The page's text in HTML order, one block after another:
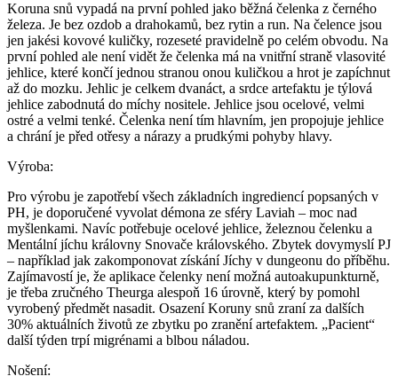
Koruna snů vypadá na první pohled jako běžná čelenka z černého
železa. Je bez ozdob a drahokamů, bez rytin a run. Na čelence jsou
jen jakési kovové kuličky, rozeseté pravidelně po celém obvodu. Na
první pohled ale není vidět že čelenka má na vnitřní straně vlasovité
jehlice, které končí jednou stranou onou kuličkou a hrot je zapíchnut
až do mozku. Jehlic je celkem dvanáct, a srdce artefaktu je týlová
jehlice zabodnutá do míchy nositele. Jehlice jsou ocelové, velmi
ostré a velmi tenké. Čelenka není tím hlavním, jen propojuje jehlice
a chrání je před otřesy a nárazy a prudkými pohyby hlavy.
Výroba:
Pro výrobu je zapotřebí všech základních ingrediencí popsaných v
PH, je doporučené vyvolat démona ze sféry Laviah – moc nad
myšlenkami. Navíc potřebuje ocelové jehlice, železnou čelenku a
Mentální jíchu královny Snovače královského. Zbytek dovymyslí PJ
– například jak zakomponovat získání Jíchy v dungeonu do příběhu.
Zajímavostí je, že aplikace čelenky není možná autoakupunkturně,
je třeba zručného Theurga alespoň 16 úrovně, který by pomohl
vyrobený předmět nasadit. Osazení Koruny snů zraní za dalších
30% aktuálních životů ze zbytku po zranění artefaktem. „Pacient“
další týden trpí migrénami a blbou náladou.
Nošení: